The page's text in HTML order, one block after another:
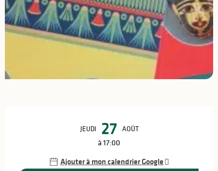
JEUDI 27 AOÛT
à 17:00
Ajouter à mon calendrier Google